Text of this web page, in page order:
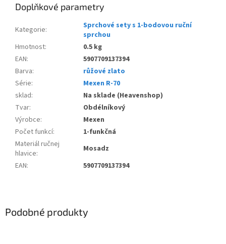
Doplňkové parametry
Kategorie:
Sprchové sety s 1-bodovou ruční
sprchou
Hmotnost:
0.5 kg
EAN:
5907709137394
Barva:
růžové zlato
Série:
Mexen R-70
sklad:
Na sklade (Heavenshop)
Tvar:
Obdélníkový
Výrobce:
Mexen
Počet funkcí:
1-funkčná
Materiál ručnej
hlavice:
Mosadz
EAN: 5907709137394
Podobné produkty